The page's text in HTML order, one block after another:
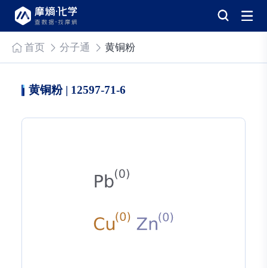
首页 分子通 黄铜粉
黄铜粉 | 12597-71-6